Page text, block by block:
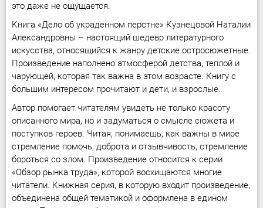
это даже не ощущается.
Книга «Дело об украденном перстне» Кузнецовой Наталии
Александровны – настоящий шедевр литературного
искусства, относящийся к жанру детские остросюжетные.
Произведение наполнено атмосферой детства, теплой и
чарующей, которая так важна в этом возрасте. Книгу с
большим интересом прочитают и дети, и взрослые.
Автор помогает читателям увидеть не только красоту
описанного мира, но и задуматься о смысле сюжета и
поступков героев. Читая, понимаешь, как важны в мире
стремление помочь, доброта и отзывчивость, стремление
бороться со злом. Произведение относится к серии
«Обзор рынка труда», которой восхищаются многие
читатели. Книжная серия, в которую входит произведение,
объединена общей тематикой и оформлена в едином